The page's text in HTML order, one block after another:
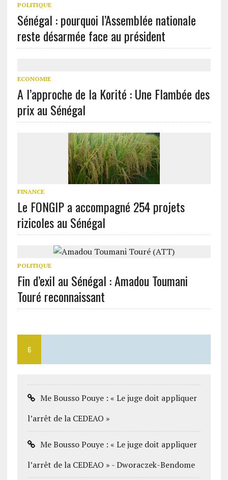
POLITIQUE
Sénégal : pourquoi l’Assemblée nationale
reste désarmée face au président
ECONOMIE
A l’approche de la Korité : Une Flambée des
prix au Sénégal
FINANCE
Le FONGIP a accompagné 254 projets
rizicoles au Sénégal
POLITIQUE
Fin d’exil au Sénégal : Amadou Toumani
Touré reconnaissant
6
Me Bousso Pouye : « Le juge doit appliquer
l’arrêt de la CEDEAO »
Me Bousso Pouye : « Le juge doit appliquer
l’arrêt de la CEDEAO » - Dworaczek-Bendome